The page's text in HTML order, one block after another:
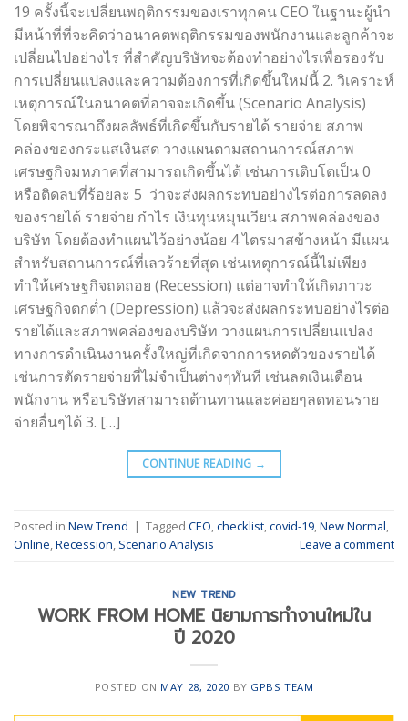
19 ครั้งนี้จะเปลี่ยนพฤติกรรมของเราทุกคน CEO ในฐานะผู้นำ
มีหน้าที่ที่จะคิดว่าอนาคตพฤติกรรมของพนักงานและลูกค้าจะ
เปลี่ยนไปอย่างไร ที่สำคัญบริษัทจะต้องทำอย่างไรเพื่อรองรับ
การเปลี่ยนแปลงและความต้องการที่เกิดขึ้นใหม่นี้ 2. วิเคราะห์
เหตุการณ์ในอนาคตที่อาจจะเกิดขึ้น (Scenario Analysis)
โดยพิจารณาถึงผลลัพธ์ที่เกิดขึ้นกับรายได้ รายจ่าย สภาพ
คล่องของกระแสเงินสด วางแผนตามสถานการณ์สภาพ
เศรษฐกิจมหภาคที่สามารถเกิดขึ้นได้ เช่นการเติบโตเป็น 0
หรือติดลบที่ร้อยละ 5 ว่าจะส่งผลกระทบอย่างไรต่อการลดลง
ของรายได้ รายจ่าย กำไร เงินทุนหมุนเวียน สภาพคล่องของ
บริษัท โดยต้องทำแผนไว้อย่างน้อย 4 ไตรมาสข้างหน้า มีแผน
สำหรับสถานการณ์ที่เลวร้ายที่สุด เช่นเหตุการณ์นี้ไม่เพียง
ทำให้เศรษฐกิจถดถอย (Recession) แต่อาจทำให้เกิดภาวะ
เศรษฐกิจตกต่ำ (Depression) แล้วจะส่งผลกระทบอย่างไรต่อ
รายได้และสภาพคล่องของบริษัท วางแผนการเปลี่ยนแปลง
ทางการดำเนินงานครั้งใหญ่ที่เกิดจากการหดตัวของรายได้
เช่นการตัดรายจ่ายที่ไม่จำเป็นต่างๆทันที เช่นลดเงินเดือน
พนักงาน หรือบริษัทสามารถต้านทานและค่อยๆลดทอนราย
จ่ายอื่นๆได้ 3. […]
CONTINUE READING →
Posted in New Trend | Tagged CEO,checklist,covid-19,New Normal,
Online,Recession, Scenario Analysis Leave a comment
NEW TREND
WORK FROM HOME นิยามการทำงานใหม่ใน
ปี 2020
POSTED ON MAY 28, 2020 BY GPBS TEAM